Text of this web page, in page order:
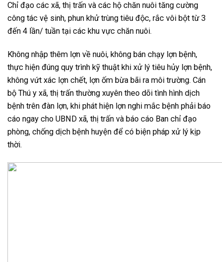
Chỉ đạo các xã, thị trấn và các hộ chăn nuôi tăng cường
công tác vệ sinh, phun khử trùng tiêu độc, rắc vôi bột từ 3
đến 4 lần/ tuần tại các khu vực chăn nuôi.
Không nhập thêm lợn về nuôi, không bán chạy lợn bệnh,
thực hiện đúng quy trình kỹ thuật khi xử lý tiêu hủy lợn bệnh,
không vứt xác lợn chết, lợn ốm bừa bãi ra môi trường. Cán
bộ Thú y xã, thị trấn thường xuyên theo dõi tình hình dịch
bệnh trên đàn lợn, khi phát hiện lợn nghi mắc bệnh phải báo
cáo ngay cho UBND xã, thị trấn và báo cáo Ban chỉ đạo
phòng, chống dịch bệnh huyện để có biện pháp xử lý kịp
thời.